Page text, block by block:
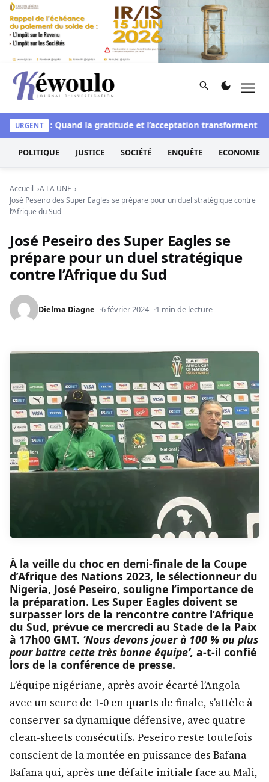
Aller au contenu
Kéwoulo, le premier site d'information et d'investigation
Rechercher
URGENT: Quand la gratitude et l’acceptation transforment les
POLITIQUE JUSTICE SOCIÉTÉ ENQUÊTE ECONOMIE
Accueil
A LA UNE
José Peseiro des Super Eagles se prépare pour un duel stratégique contre
l’Afrique du Sud
José Peseiro des Super Eagles se
prépare pour un duel stratégique
contre l’Afrique du Sud
Dielma Diagne 6 février 2024 1 min de lecture
À la veille du choc en demi-finale de la Coupe
d’Afrique des Nations 2023, le sélectionneur du
Nigeria, José Peseiro, souligne l’importance de
la préparation. Les Super Eagles doivent se
surpasser lors de la rencontre contre l’Afrique
du Sud, prévue ce mercredi au Stade de la Paix
à 17h00 GMT. ‘Nous devons jouer à 100 % ou plus
pour battre cette très bonne équipe’, a-t-il confié
lors de la conférence de presse.
L’équipe nigériane, après avoir écarté l’Angola
avec un score de 1-0 en quarts de finale, s’attèle à
conserver sa dynamique défensive, avec quatre
clean-sheets consécutifs. Peseiro reste toutefois
conscient de la montée en puissance des Bafana-
Bafana qui, après une défaite initiale face au Mali,